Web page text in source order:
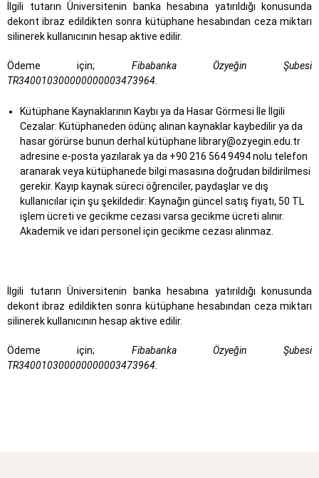
İlgili tutarın Üniversitenin banka hesabına yatırıldığı konusunda
dekont ibraz edildikten sonra kütüphane hesabından ceza miktarı
silinerek kullanıcının hesap aktive edilir.
Ödeme için; Fibabanka Özyeğin Şubesi
TR340010300000000003473964.
Kütüphane Kaynaklarının Kaybı ya da Hasar Görmesi İle İlgili
Cezalar: Kütüphaneden ödünç alınan kaynaklar kaybedilir ya da
hasar görürse bunun derhal kütüphane library@ozyegin.edu.tr
adresine e-posta yazılarak ya da +90 216 564 9494 nolu telefon
aranarak veya kütüphanede bilgi masasına doğrudan bildirilmesi
gerekir. Kayıp kaynak süreci öğrenciler, paydaşlar ve dış
kullanıcılar için şu şekildedir: Kaynağın güncel satış fiyatı, 50 TL
işlem ücreti ve gecikme cezası varsa gecikme ücreti alınır.
Akademik ve idari personel için gecikme cezası alınmaz.
İlgili tutarın Üniversitenin banka hesabına yatırıldığı konusunda
dekont ibraz edildikten sonra kütüphane hesabından ceza miktarı
silinerek kullanıcının hesap aktive edilir.
Ödeme için; Fibabanka Özyeğin Şubesi
TR340010300000000003473964.